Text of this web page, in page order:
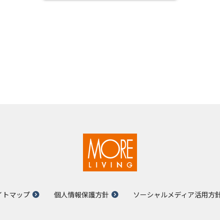
トマップ 個人情報保護方針 ソーシャルメディア活用方